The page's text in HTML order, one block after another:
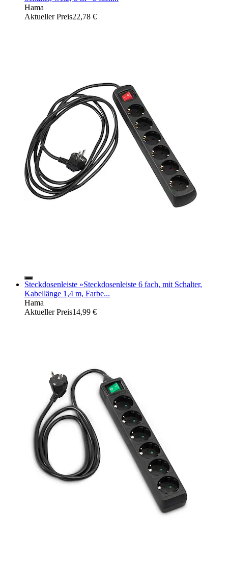
Hama
Aktueller Preis22,78 €
Steckdosenleiste »Steckdosenleiste 6 fach, mit Schalter,
Kabellänge 1,4 m, Farbe...
Hama
Aktueller Preis14,99 €